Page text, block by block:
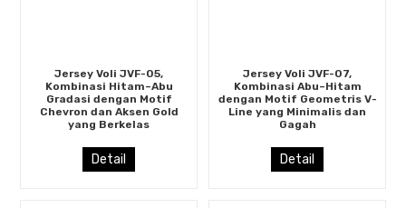
Jersey Voli JVF-05,
Kombinasi Hitam–Abu
Gradasi dengan Motif
Chevron dan Aksen Gold
yang Berkelas
Detail
Jersey Voli JVF-07,
Kombinasi Abu–Hitam
dengan Motif Geometris V-
Line yang Minimalis dan
Gagah
Detail